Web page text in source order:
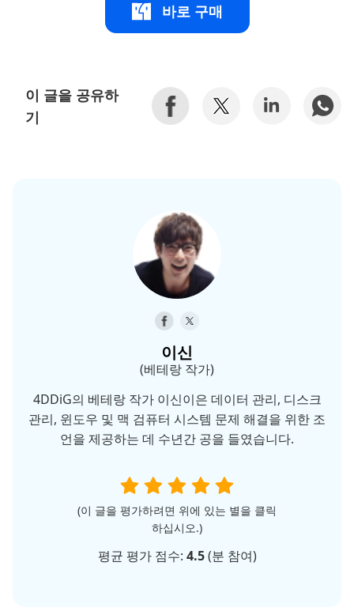
바로 구매
이 글을 공유하
기
이신
(베테랑 작가)
4DDiG의 베테랑 작가 이신이은 데이터 관리, 디스크
관리, 윈도우 및 맥 검퓨터 시스템 문제 해결을 위한 조
언을 제공하는 데 수년간 공을 들였습니다.
(이 글을 평가하려면 위에 있는 별을 클릭
하십시오.)
평균 평가 점수: 4.5(분 참여)